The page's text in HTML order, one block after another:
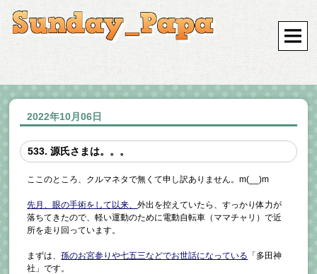
2022年10月06日
533. 源氏さまは。。。
ここのところ、クルマネタで無くて申し訳ありません。m(__)m
先月、眼の手術をして以来、外出を控えていたら、すっかり体力が
落ちてきたので、軽い運動のために電動自転車（ママチャリ）で近
所を走り回っています。
まずは、孫のお宮参りや七五三などでお世話になっている 「多田神
社」です。